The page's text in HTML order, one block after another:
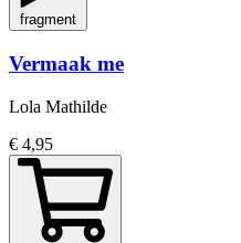
fragment
Vermaak me
Lola Mathilde
€ 4,95